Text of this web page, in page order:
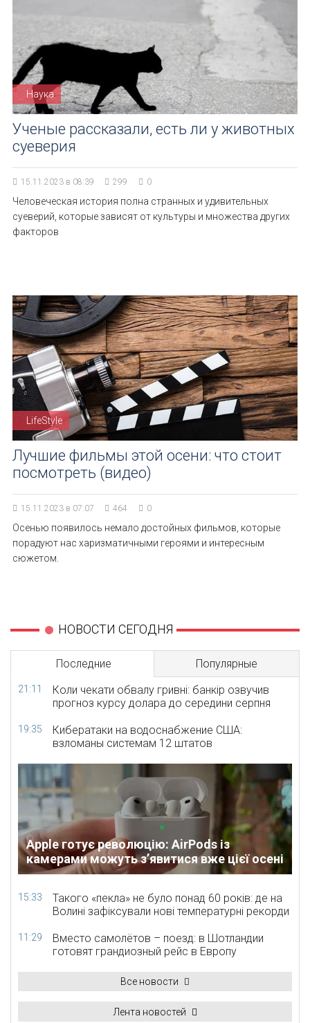
Наука
Ученые рассказали, есть ли у животных
суеверия
15.11.2023 в 08:39 299 0
Человеческая история полна странных и удивительных
суеверий, которые зависят от культуры и множества других
факторов
LifeStyle
Лучшие фильмы этой осени: что стоит
посмотреть (видео)
15.11.2023 в 07:07 464 0
Осенью появилось немало достойных фильмов, которые
порадуют нас харизматичными героями и интересным
сюжетом.
НОВОСТИ СЕГОДНЯ
Последние Популярные
21:11
Коли чекати обвалу гривні: банкір озвучив
прогноз курсу долара до середини серпня
19:35
Кибератаки на водоснабжение США:
взломаны системам 12 штатов
Apple готує революцію: AirPods із
камерами можуть з’явитися вже цієї осені
15:33
Такого «пекла» не було понад 60 років: де на
Волині зафіксували нові температурні рекорди
11:29
Вместо самолётов – поезд: в Шотландии
готовят грандиозный рейс в Европу
Все новости
Лента новостей